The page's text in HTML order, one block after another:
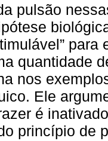
pulsão
para
quantidade
nos
Ele
é
princípio de